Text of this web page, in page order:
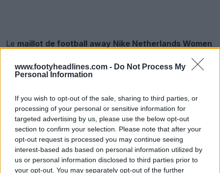
www.footyheadlines.com - Do Not Process My
Personal Information
If you wish to opt-out of the sale, sharing to third parties, or
processing of your personal or sensitive information for
targeted advertising by us, please use the below opt-out
section to confirm your selection. Please note that after your
opt-out request is processed you may continue seeing
interest-based ads based on personal information utilized by
us or personal information disclosed to third parties prior to
your opt-out. You may separately opt-out of the further
Le maillot de football away Nike Netherlands Women
garnitures marine foncé le long du col et des poignets
des manches, tandis que le col avant met en valeur les
rouge, blanche et bleue.